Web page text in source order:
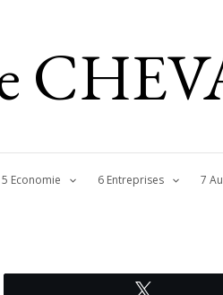
5 Economie 6 Entreprises 7